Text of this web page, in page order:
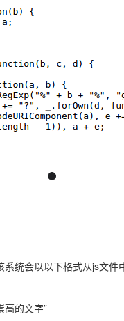
统会以以下格式从js文件
高的文字”